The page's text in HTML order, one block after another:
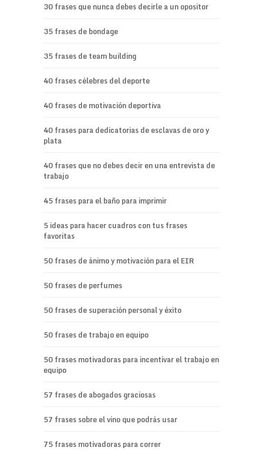
30 frases que nunca debes decirle a un opositor
35 frases de bondage
35 frases de team building
40 frases célebres del deporte
40 frases de motivación deportiva
40 frases para dedicatorias de esclavas de oro y
plata
40 frases que no debes decir en una entrevista de
trabajo
45 frases para el baño para imprimir
5 ideas para hacer cuadros con tus frases
favoritas
50 frases de ánimo y motivación para el EIR
50 frases de perfumes
50 frases de superación personal y éxito
50 frases de trabajo en equipo
50 frases motivadoras para incentivar el trabajo en
equipo
57 frases de abogados graciosas
57 frases sobre el vino que podrás usar
75 frases motivadoras para correr